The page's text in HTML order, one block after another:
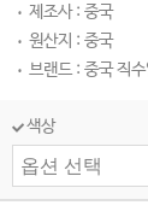
제조사 : 중국
원산지 : 중국
브랜드 : 중국 직수
색상